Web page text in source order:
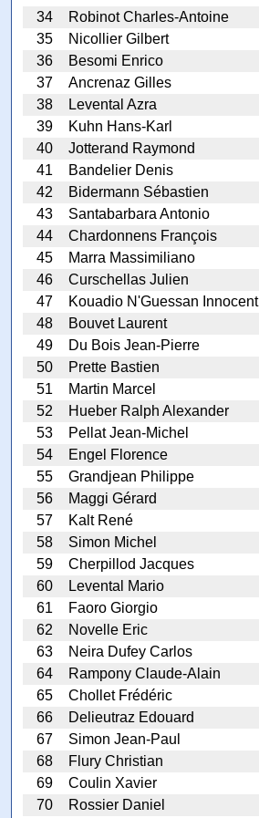
34
Robinot Charles-Antoine
35
Nicollier Gilbert
36
Besomi Enrico
37
Ancrenaz Gilles
38
Levental Azra
39
Kuhn Hans-Karl
40
Jotterand Raymond
41
Bandelier Denis
42
Bidermann Sébastien
43
Santabarbara Antonio
44
Chardonnens François
45
Marra Massimiliano
46
Curschellas Julien
47
Kouadio N'Guessan Innocent
48
Bouvet Laurent
49
Du Bois Jean-Pierre
50
Prette Bastien
51
Martin Marcel
52
Hueber Ralph Alexander
53
Pellat Jean-Michel
54
Engel Florence
55
Grandjean Philippe
56
Maggi Gérard
57
Kalt René
58
Simon Michel
59
Cherpillod Jacques
60
Levental Mario
61
Faoro Giorgio
62
Novelle Eric
63
Neira Dufey Carlos
64
Rampony Claude-Alain
65
Chollet Frédéric
66
Delieutraz Edouard
67
Simon Jean-Paul
68
Flury Christian
69
Coulin Xavier
70
Rossier Daniel